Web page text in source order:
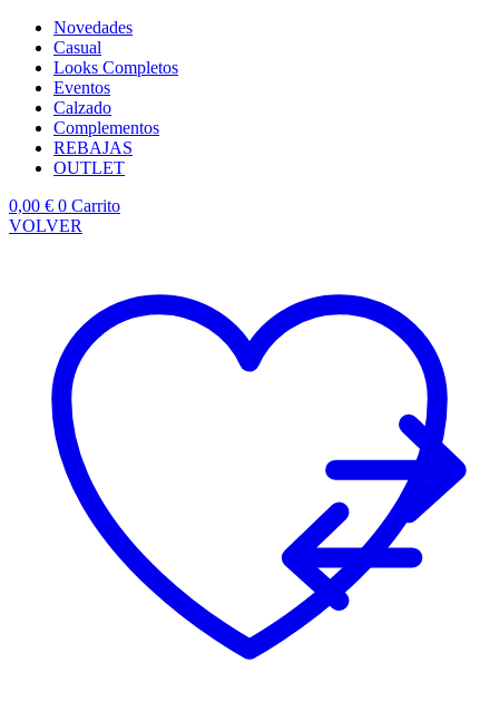
Novedades
Casual
Looks Completos
Eventos
Calzado
Complementos
REBAJAS
OUTLET
0,00 € 0 Carrito
VOLVER